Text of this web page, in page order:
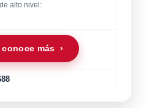
alto nivel:
más ›